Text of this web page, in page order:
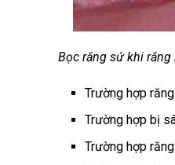
Bọc răng sứ khi răng
Trường hợp
Trường hợp bị
Trường hợp